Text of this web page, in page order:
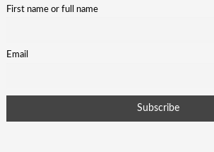
First name or full name
Email